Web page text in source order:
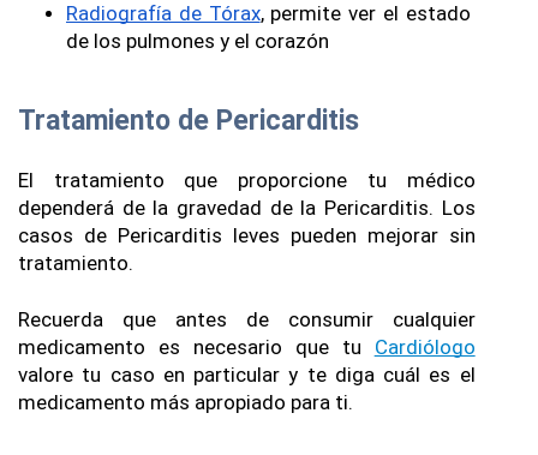
Radiografía de Tórax, permite ver el estado
de los pulmones y el corazón
Tratamiento de Pericarditis
El tratamiento que proporcione tu médico
dependerá de la gravedad de la Pericarditis. Los
casos de Pericarditis leves pueden mejorar sin
tratamiento.
Recuerda que antes de consumir cualquier
medicamento es necesario que tu Cardiólogo
valore tu caso en particular y te diga cuál es el
medicamento más apropiado para ti.